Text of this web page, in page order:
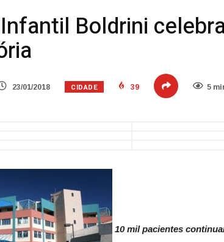
Boldrini
23/01/2018 CIDADE 39 5
10 mil pacientes